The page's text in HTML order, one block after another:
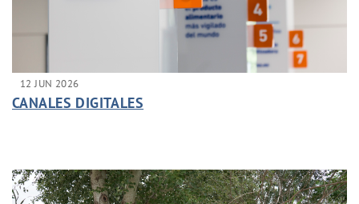
12 JUN 2026
CANALES DIGITALES